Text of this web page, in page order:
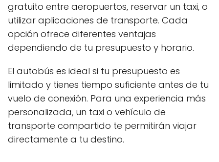
gratuito entre aeropuertos, reservar un taxi, o
utilizar aplicaciones de transporte. Cada
opción ofrece diferentes ventajas
dependiendo de tu presupuesto y horario.
El autobús es ideal si tu presupuesto es
limitado y tienes tiempo suficiente antes de tu
vuelo de conexión. Para una experiencia más
personalizada, un taxi o vehículo de
transporte compartido te permitirán viajar
directamente a tu destino.